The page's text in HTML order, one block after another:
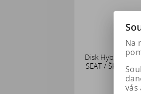
Disk Hybrid 6 x
SEAT / ŠKODA /
Na
vás